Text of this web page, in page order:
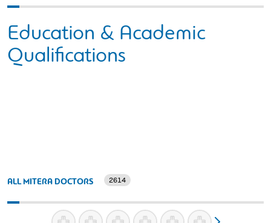
Education & Academic
Qualifications
ALL MITERA DOCTORS 2614